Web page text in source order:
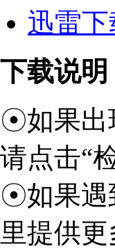
迅雷下
下载说明
☉如果出
请点击“
☉如果遇
里提供